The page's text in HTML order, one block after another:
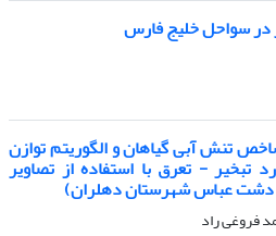
در سواحل خلیج فارس
تنش آبی گیاهان و الگوریتم توازن
تبخیر - تعرق با استفاده از تصاویر
دشت عباس شهرستان دهلران)
فروغی راد